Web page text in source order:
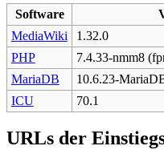
Software
MediaWiki
1.32.0
PHP
7.4.33-nmm8
MariaDB
10.6.23-
ICU
70.1
URLs der